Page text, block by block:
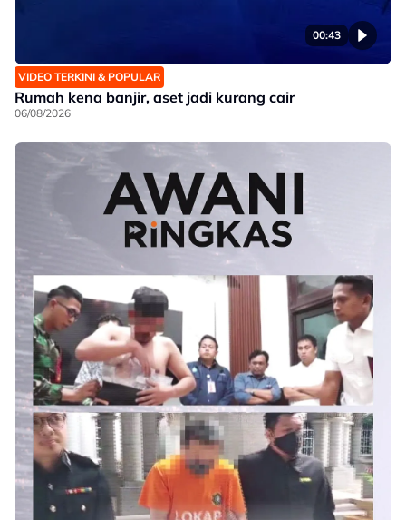
00:43
VIDEO TERKINI & POPULAR
Rumah kena banjir, aset jadi kurang cair
06/08/2026